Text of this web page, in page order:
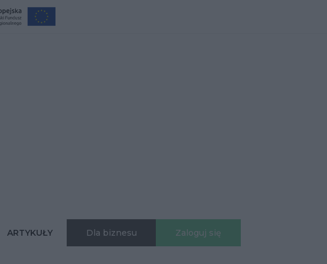
ARTYKUŁY Dla biznesu Zaloguj się